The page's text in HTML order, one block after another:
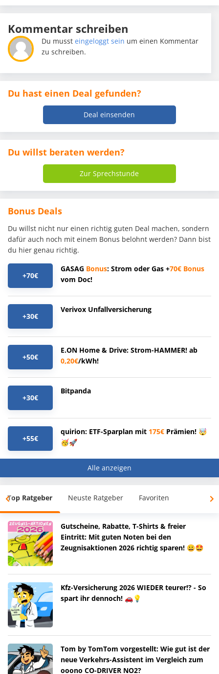
Kommentar schreiben
Du mussteingeloggt sein um einen Kommentar
zu schreiben.
Du hast einen Deal gefunden?
Deal einsenden
Du willst beraten werden?
Zur Sprechstunde
Bonus Deals
Du willst nicht nur einen richtig guten Deal machen, sondern
dafür auch noch mit einem Bonus belohnt werden? Dann bist
du hier genau richtig.
+70€
GASAG Bonus: Strom oder Gas +70€ Bonus
vom Doc!
+30€
Verivox Unfallversicherung
+50€
E.ON Home & Drive: Strom-HAMMER! ab
0,20€/kWh!
+30€
Bitpanda
+55€
quirion: ETF-Sparplan mit 175€ Prämien! 🤯
🥳🚀
Alle anzeigen
Top Ratgeber Neuste Ratgeber Favoriten
Gutscheine, Rabatte, T-Shirts & freier
Eintritt: Mit guten Noten bei den
Zeugnisaktionen 2026 richtig sparen! 😀🤩
Kfz-Versicherung 2026 WIEDER teurer!? - So
spart ihr dennoch! 🚗💡
Tom by TomTom vorgestellt: Wie gut ist der
neue Verkehrs-Assistent im Vergleich zum
ooono CO-DRIVER NO2?